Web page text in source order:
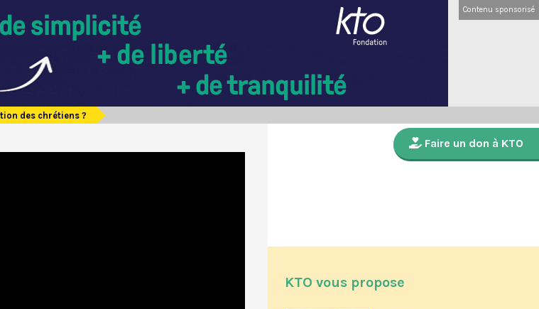
Contenu sponsorisé
des chrétiens ?
Faire un don à KTO
KTO vous propose